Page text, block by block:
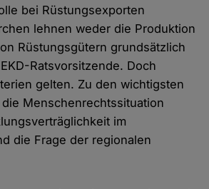
bei Rüstungsexporten
lehnen weder die Produktion
Rüstungsgütern grundsätzlich
Ratsvorsitzende. Doch
gelten. Zu den wichtigsten
Menschenrechtssituation
im
die Frage der regionalen